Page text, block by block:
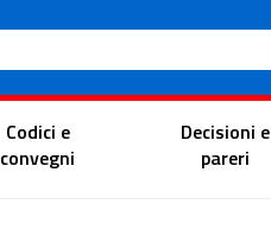
Portale del magistrato
Codici e
convegni
Decisioni e
pareri